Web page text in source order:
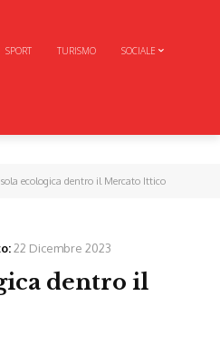
SPORT TURISMO SOCIALE
ecologica dentro il Mercato Ittico
22 Dicembre 2023
dentro il